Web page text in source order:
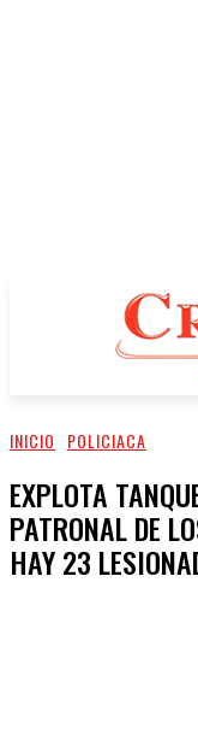
INICIO POLICIACA
EXPLOTA
PATRONAL DE
HAY 23